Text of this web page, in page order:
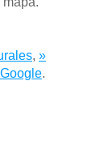
, »
.